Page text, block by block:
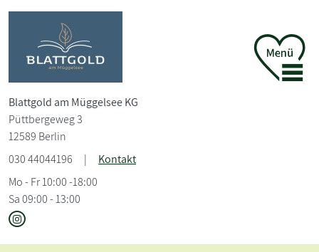
Blattgold am Müggelsee KG
Püttbergeweg 3
12589 Berlin
030 44044196
|
Kontakt
Mo - Fr 10:00 -18:00
Sa 09:00 - 13:00